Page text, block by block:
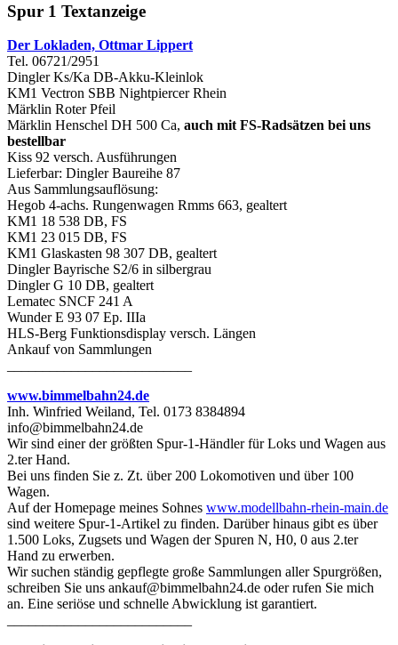
Spur 1 Textanzeige
Der Lokladen, Ottmar Lippert
Tel. 06721/2951
Dingler Ks/Ka DB-Akku-Kleinlok
KM1 Vectron SBB Nightpiercer Rhein
Märklin Roter Pfeil
Märklin Henschel DH 500 Ca, auch mit FS-Radsätzen bei uns
bestellbar
Kiss 92 versch. Ausführungen
Lieferbar: Dingler Baureihe 87
Aus Sammlungsauflösung:
Hegob 4-achs. Rungenwagen Rmms 663, gealtert
KM1 18 538 DB, FS
KM1 23 015 DB, FS
KM1 Glaskasten 98 307 DB, gealtert
Dingler Bayrische S2/6 in silbergrau
Dingler G 10 DB, gealtert
Lematec SNCF 241 A
Wunder E 93 07 Ep. IIIa
HLS-Berg Funktionsdisplay versch. Längen
Ankauf von Sammlungen
www.bimmelbahn24.de
Inh. Winfried Weiland, Tel. 0173 8384894
info@bimmelbahn24.de
Wir sind einer der größten Spur-1-Händler für Loks und Wagen aus
2.ter Hand.
Bei uns finden Sie z. Zt. über 200 Lokomotiven und über 100
Wagen.
Auf der Homepage meines Sohnes www.modellbahn-rhein-main.de
sind weitere Spur-1-Artikel zu finden. Darüber hinaus gibt es über
1.500 Loks, Zugsets und Wagen der Spuren N, H0, 0 aus 2.ter
Hand zu erwerben.
Wir suchen ständig gepflegte große Sammlungen aller Spurgrößen,
schreiben Sie uns ankauf@bimmelbahn24.de oder rufen Sie mich
an. Eine seriöse und schnelle Abwicklung ist garantiert.